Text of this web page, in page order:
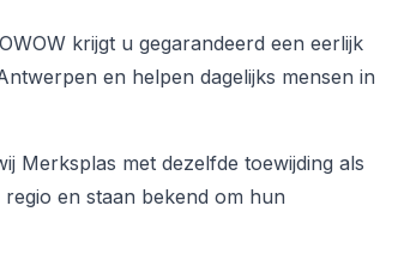
krijgt u gegarandeerd een eerlijk
en helpen dagelijks mensen in
Merksplas met dezelfde toewijding als
en staan bekend om hun